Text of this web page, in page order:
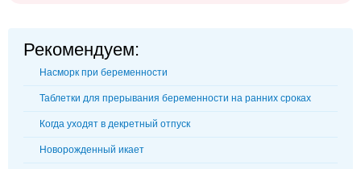
Рекомендуем:
Насморк при беременности
Таблетки для прерывания беременности на ранних сроках
Когда уходят в декретный отпуск
Новорожденный икает